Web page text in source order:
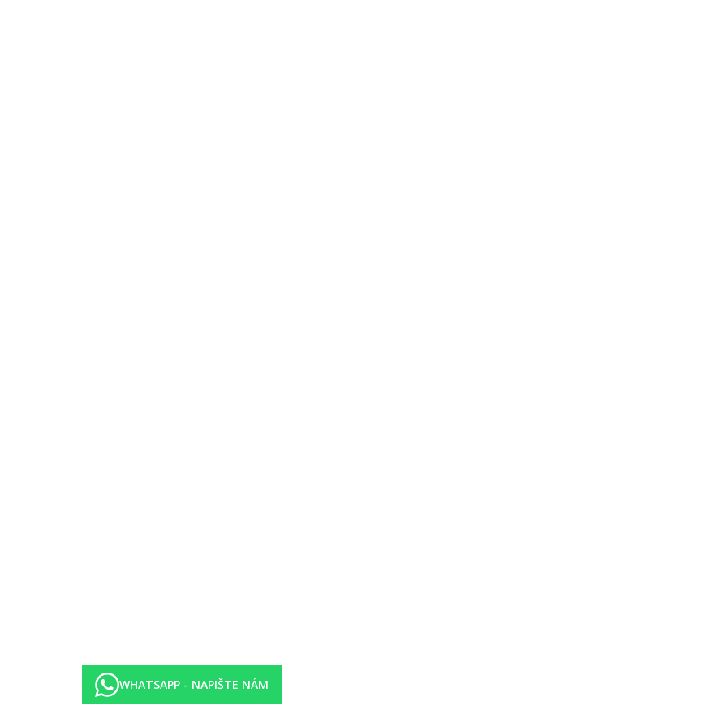
uvedené vybavení)
koutem.
doporučujeme boty do vody)
WHATSAPP - NAPIŠTE NÁM